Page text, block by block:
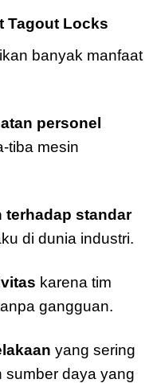
Tagout Locks
banyak manfaat
personel
tiba mesin
terhadap standar
di dunia industri.
karena tim
gangguan.
yang sering
sumber daya yang